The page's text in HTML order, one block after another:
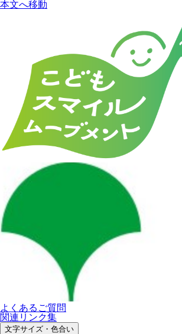
本文へ移動
よくあるご質問
関連リンク集
文字サイズ・色合い